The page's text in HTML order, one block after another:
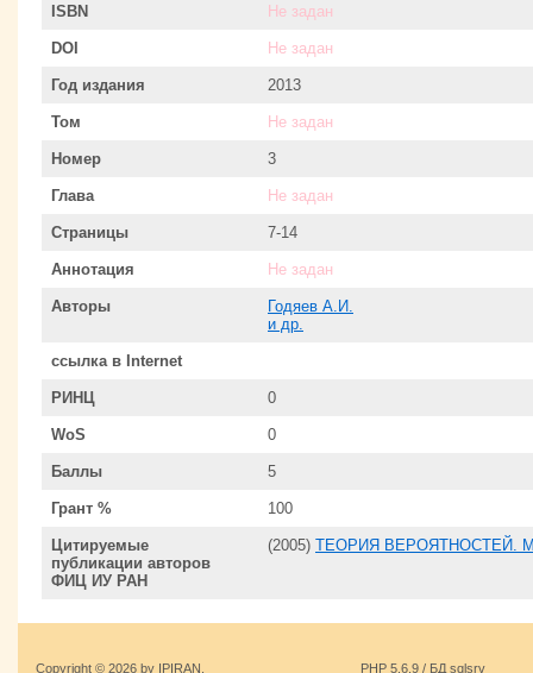
ISBN Не задан
DOI Не задан
Год издания 2013
Том Не задан
Номер 3
Глава Не задан
Страницы 7-14
Аннотация Не задан
Авторы
Годяев А.И.
и др.
ссылка в Internet
РИНЦ 0
WoS 0
Баллы 5
Грант % 100
Цитируемые
публикации авторов
ФИЦ ИУ РАН
(2005) ТЕОРИЯ ВЕРОЯТНОСТЕЙ.
Copyright © 2026 by IPIRAN.
PHP 5.6.9 / БД sqlsrv